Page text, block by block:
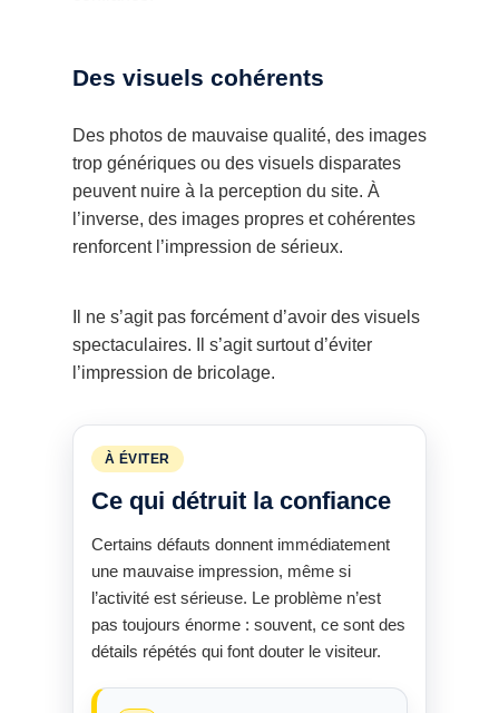
Des visuels cohérents
Des photos de mauvaise qualité, des images
trop génériques ou des visuels disparates
peuvent nuire à la perception du site. À
l’inverse, des images propres et cohérentes
renforcent l’impression de sérieux.
Il ne s’agit pas forcément d’avoir des visuels
spectaculaires. Il s’agit surtout d’éviter
l’impression de bricolage.
À ÉVITER
Ce qui détruit la confiance
Certains défauts donnent immédiatement
une mauvaise impression, même si
l’activité est sérieuse. Le problème n’est
pas toujours énorme : souvent, ce sont des
détails répétés qui font douter le visiteur.